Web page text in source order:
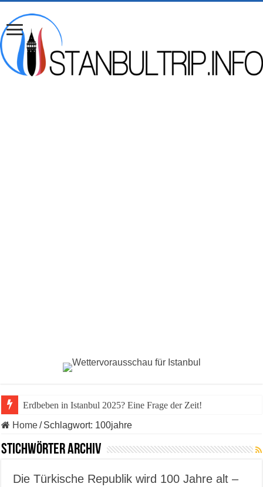
Erdbeben in Istanbul 2025? Eine Frage der Zeit!
Home/ Schlagwort: 100jahre
Stichwörter Archiv
Die Türkische Republik wird 100 Jahre alt –